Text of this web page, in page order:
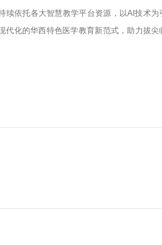
续依托各大智慧教学平台资源，以AI技术为
代化的华西特色医学教育新范式，助力拔尖